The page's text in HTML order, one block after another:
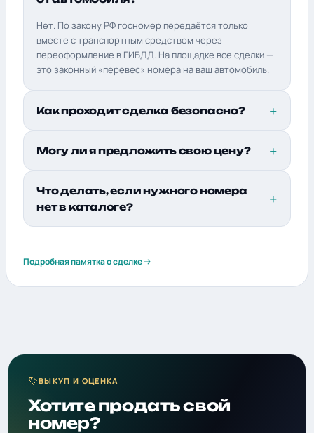
Нет. По закону РФ госномер передаётся только
вместе с транспортным средством через
переоформление в ГИБДД. На площадке все сделки —
это законный «перевес» номера на ваш автомобиль.
Как проходит сделка безопасно?
Могу ли я предложить свою цену?
Что делать, если нужного номера
нет в каталоге?
Подробная памятка о сделке
ВЫКУП И ОЦЕНКА
Хотите продать свой
номер?